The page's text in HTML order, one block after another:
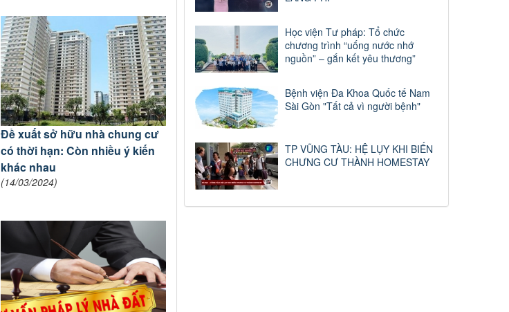
Đề xuất sở hữu nhà chung cư
có thời hạn: Còn nhiều ý kiến
khác nhau
(14/03/2024)
Học viện Tư pháp: Tổ chức
chương trình “uống nước nhớ
nguồn” – gắn kết yêu thương”
Bệnh viện Đa Khoa Quốc tế Nam
Sài Gòn "Tất cả vì người bệnh"
TP VŨNG TÀU: HỆ LỤY KHI BIẾN
CHƯNG CƯ THÀNH HOMESTAY